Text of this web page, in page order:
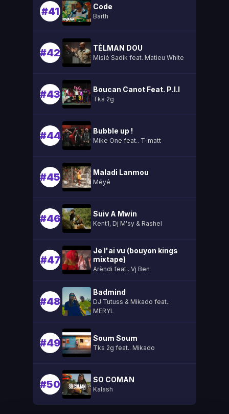
#41 Code
Barth
#42 TÈLMAN DOU
Misié Sadik feat. Matieu White
#43 Boucan Canot Feat. P.l.l
Tks 2g
#44 Bubble up !
Mike One feat.. T-matt
#45 Maladi Lanmou
Méyé
#46 Suiv A Mwin
Kent1, Dj M'sy & Rashel
#47
Je l'ai vu (bouyon kings
mixtape)
Arèndi feat.. Vj Ben
#48
Badmind
DJ Tutuss & Mikado feat..
MERYL
#49 Soum Soum
Tks 2g feat.. Mikado
#50 SO COMAN
Kalash